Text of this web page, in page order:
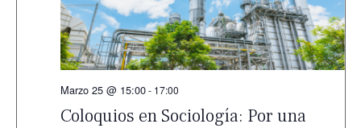
Coloquios en Sociología: Por una
Marzo 25 @ 15:00- 17:00